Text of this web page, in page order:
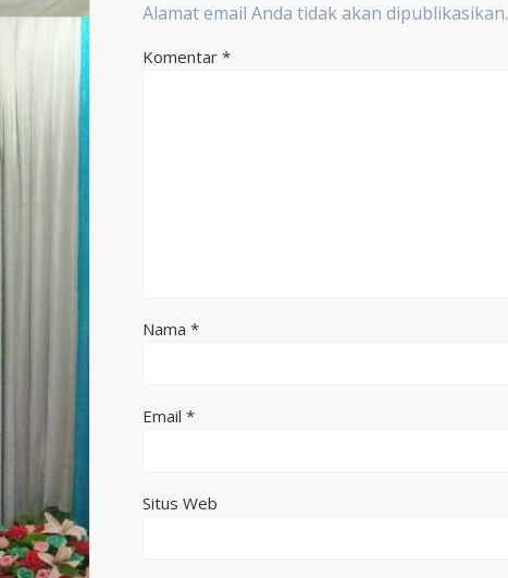
Alamat email Anda tidak akan dipublikasikan.
Komentar*
Nama*
Email*
Situs Web